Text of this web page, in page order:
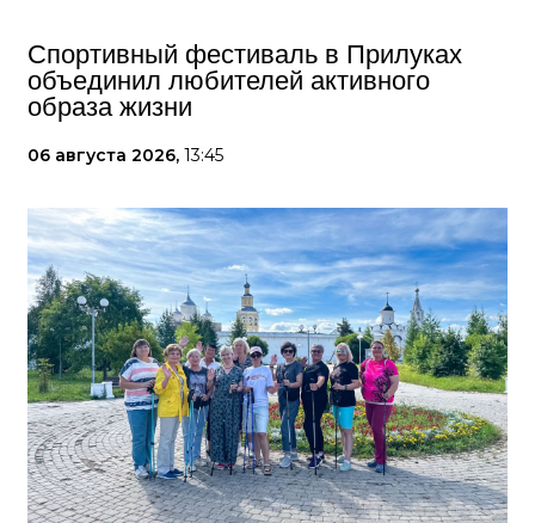
Спортивный фестиваль в Прилуках
объединил любителей активного
образа жизни
06 августа 2026, 13:45